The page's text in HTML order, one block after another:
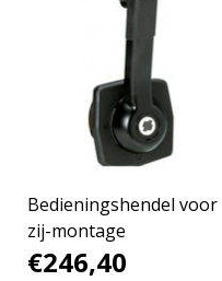
Bedieningshendel voor
zij-montage
€246,40